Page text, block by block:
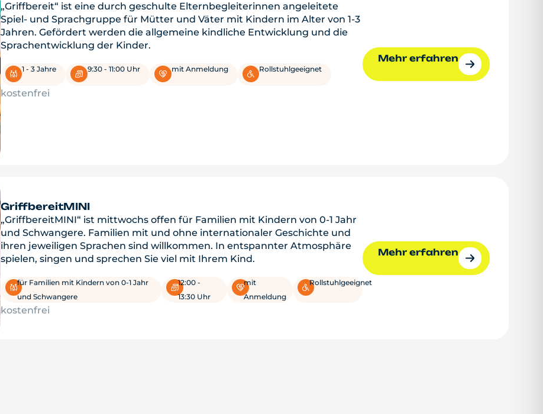
„Griffbereit“ ist eine durch geschulte Elternbegleiterinnen angeleitete
Spiel- und Sprachgruppe für Mütter und Väter mit Kindern im Alter von 1-3
Jahren. Gefördert werden die allgemeine kindliche Entwicklung und die
Sprachentwicklung der Kinder.
1 - 3 Jahre 9:30 - 11:00 Uhr mit Anmeldung Rollstuhlgeeignet
kostenfrei
Mehr erfahren
GriffbereitMINI
„GriffbereitMINI“ ist mittwochs offen für Familien mit Kindern von 0-1 Jahr
und Schwangere. Familien mit und ohne internationaler Geschichte und
ihren jeweiligen Sprachen sind willkommen. In entspannter Atmosphäre
spielen, singen und sprechen Sie viel mit Ihrem Kind.
für Familien mit Kindern von 0-1 Jahr
und Schwangere
12:00 -
13:30 Uhr
mit
Anmeldung
Rollstuhlgeeignet
kostenfrei
Mehr erfahren